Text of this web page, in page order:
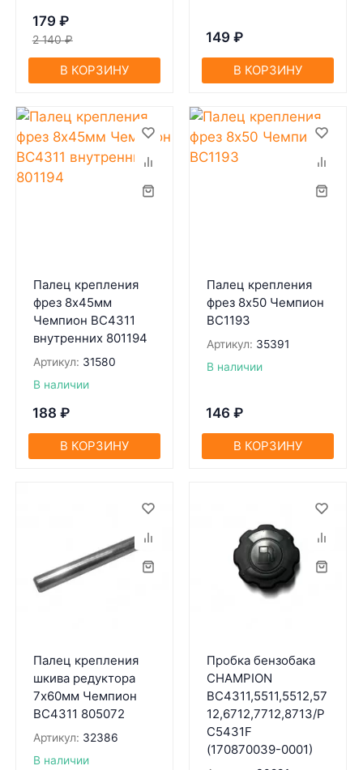
179 ₽
2 140 ₽
В КОРЗИНУ
149 ₽
В КОРЗИНУ
Палец крепления
фрез 8х45мм
Чемпион BC4311
внутренних 801194
Артикул: 31580
В наличии
188 ₽
В КОРЗИНУ
Палец крепления
фрез 8х50 Чемпион
BC1193
Артикул: 35391
В наличии
146 ₽
В КОРЗИНУ
Палец крепления
шкива редуктора
7х60мм Чемпион
BC4311 805072
Артикул: 32386
В наличии
Пробка бензобака
CHAMPION
BC4311,5511,5512,57
12,6712,7712,8713/P
C5431F
(170870039-0001)